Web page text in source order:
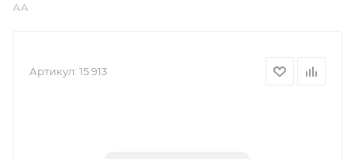
АА
Артикул: 15 913